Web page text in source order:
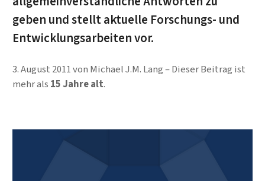
geben und stellt aktuelle Forschungs- und
Entwicklungsarbeiten vor.
3. August 2011von Michael J.M. Lang
Dieser Beitrag ist
mehr als 15 Jahre alt.